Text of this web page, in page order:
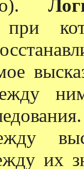
при
их